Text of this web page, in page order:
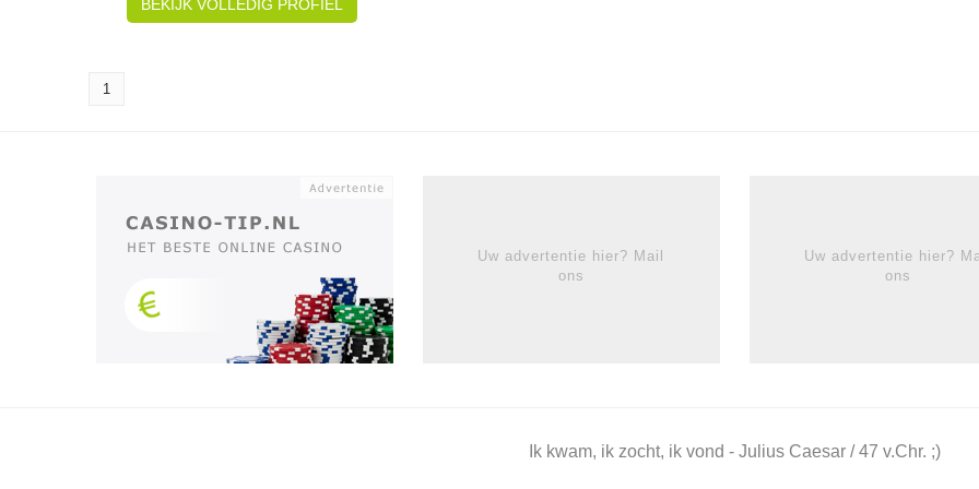
BEKIJK VOLLEDIG PROFIEL
1
Uw advertentie hier? Mail
ons
Uw advertentie hier?
ons
Ik kwam, ik zocht, ik vond - Julius Caesar / 47 v.Chr. ;)